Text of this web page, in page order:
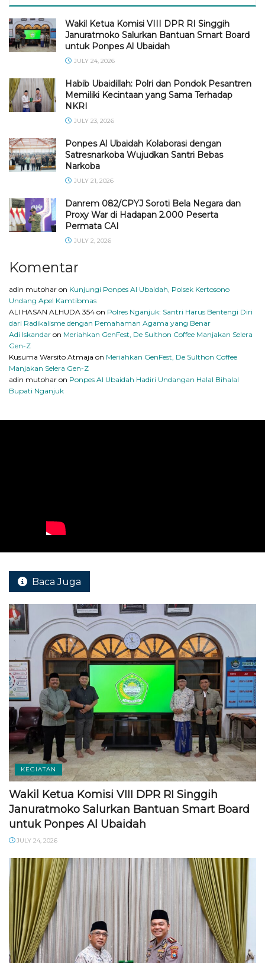
Wakil Ketua Komisi VIII DPR RI Singgih
Januratmoko Salurkan Bantuan Smart Board
untuk Ponpes Al Ubaidah
JULY 24, 2026
Habib Ubaidillah: Polri dan Pondok Pesantren
Memiliki Kecintaan yang Sama Terhadap
NKRI
JULY 23, 2026
Ponpes Al Ubaidah Kolaborasi dengan
Satresnarkoba Wujudkan Santri Bebas
Narkoba
JULY 21, 2026
Danrem 082/CPYJ Soroti Bela Negara dan
Proxy War di Hadapan 2.000 Peserta
Permata CAI
JULY 2, 2026
Komentar
adin mutohar on Kunjungi Ponpes Al Ubaidah, Polsek Kertosono
Undang Apel Kamtibmas
ALI HASAN ALHUDA 354 on Polres Nganjuk: Santri Harus Bentengi Diri
dari Radikalisme dengan Pemahaman Agama yang Benar
Adi Iskandar on Meriahkan GenFest, De Sulthon Coffee Manjakan Selera
Gen-Z
Kusuma Warsito Atmaja on Meriahkan GenFest, De Sulthon Coffee
Manjakan Selera Gen-Z
adin mutohar on Ponpes Al Ubaidah Hadiri Undangan Halal Bihalal
Bupati Nganjuk
Baca Juga
KEGIATAN
Wakil Ketua Komisi VIII DPR RI Singgih
Januratmoko Salurkan Bantuan Smart Board
untuk Ponpes Al Ubaidah
JULY 24, 2026